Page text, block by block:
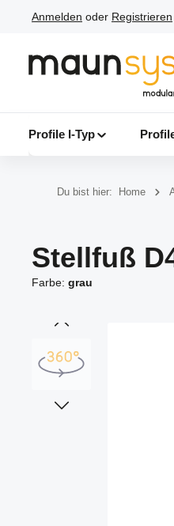
Hauptinhalt springen
Zur Suche springen
Zur Hauptnavigation
Anmelden oder Registrieren
Profile I-Typ
Du bist hier: Home
Stellfuß
Farbe: grau